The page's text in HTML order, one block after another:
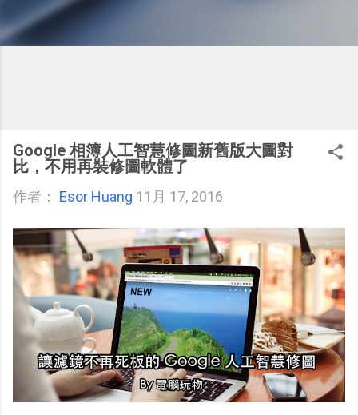
Google 相簿人工智慧修圖新舊版大圖對
比，不用再裝修圖軟體了
作者： Esor Huang 11月 17, 2016